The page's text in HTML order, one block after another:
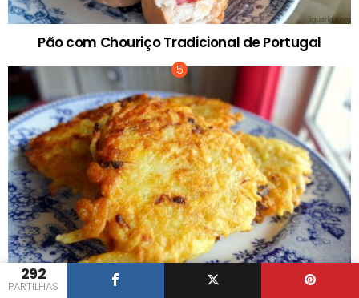
292
PARTILHAS
Pão com Chouriço Tradicional de Portugal